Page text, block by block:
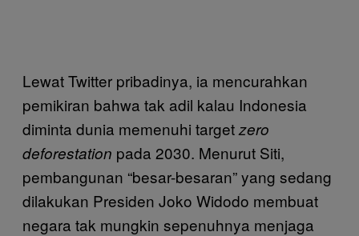
Lewat Twitter pribadinya, ia mencurahkan
pemikiran bahwa tak adil kalau Indonesia
diminta dunia memenuhi targetzero
deforestation pada 2030. Menurut Siti,
pembangunan “besar-besaran” yang sedang
dilakukan Presiden Joko Widodo membuat
negara tak mungkin sepenuhnya menjaga